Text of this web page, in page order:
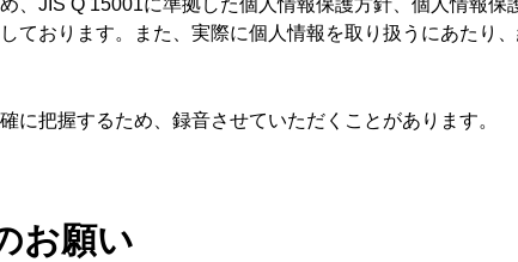
、JIS Q 15001に準拠した個人情報保護方針、個人情報
ております。また、実際に個人情報を取り扱うにあたり
に把握するため、録音させていただくことがあります。
お願い